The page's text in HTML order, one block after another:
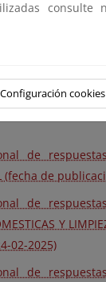
de
HIDRAULICAS Y
de
GENERAL AL
de
(fecha de
de
Y
02-2025)
de
consulte
Configuración cookies